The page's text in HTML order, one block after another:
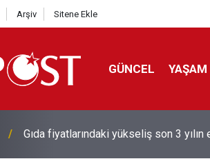
Arşiv Sitene Ekle
GÜNCEL YAŞAM
Galatasaray'dan sekiz kişi hakkında